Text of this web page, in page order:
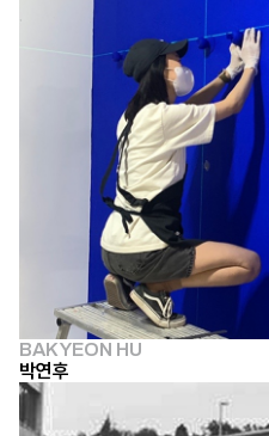
BAK YEON HU
박연후